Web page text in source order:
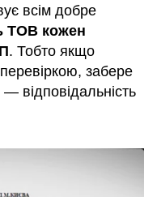
всім добре
ТОВ кожен
. Тобто якщо
забере
відповідальність